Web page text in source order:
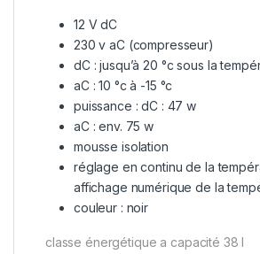
12 V dC
230 v aC (compresseur)
dC : jusqu’à 20 °c sous la
aC : 10 °c à -15 °c
puissance : dC : 47 w
aC : env. 75 w
mousse isolation
réglage en continu de la
affichage numérique de la
couleur : noir
classe énergétique a capacité 38 l